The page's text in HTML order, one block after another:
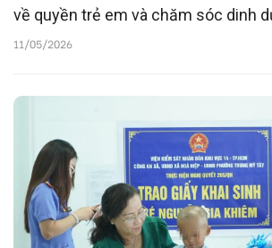
về quyền trẻ em và chăm sóc dinh
đình, phục vụ các lớp tập huấn và
11/05/2026